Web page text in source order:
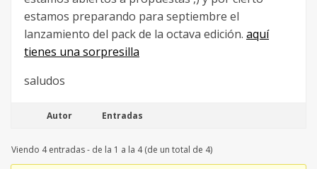
estamos preparando para septiembre el
lanzamiento del pack de la octava edición. aquí
tienes una sorpresilla
saludos
Autor Entradas
Viendo 4 entradas - de la 1 a la 4 (de un total de 4)